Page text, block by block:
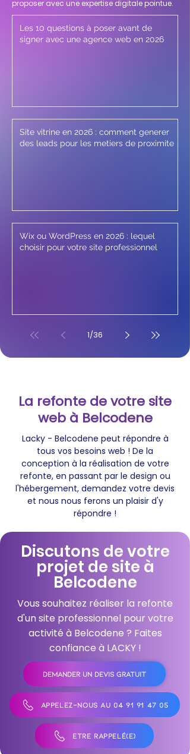
proposer avec une expertise digitale pointue.
Les 10 questions à poser avant de
signer avec une agence web en 2026
Site vitrine en 2026 : comment generer
des leads pour les metiers de proximite
Wix ou WordPress en 2026 : lequel
choisir pour votre site professionnel
1/36
La refonte de votre site
web à Belcodene
Lacky - Belcodene peut répondre à
tous vos besoins web ! De la
conception à la réalisation de votre
refonte, en passant par le design ou
l'hébergement, demandez votre devis
et nous nous ferons un plaisir d'y
répondre !
Discutons de votre
projet de site à
Belcodene
Vous souhaitez réaliser la refonte
d'un site professionnel pour votre
activité à Belcodene ? Faites
confiance à LACKY !
DEMANDER UN DEVIS GRATUIT
APPELEZ-NOUS AU 04 91 91 47 05
ÊTRE RAPPELÉ(E)